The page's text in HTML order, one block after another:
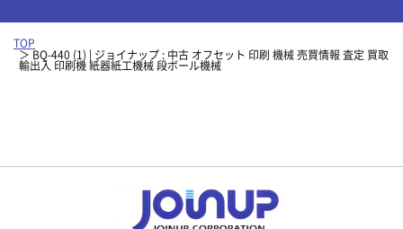
TOP
BQ-440 (1) | ジョイナップ : 中古 オフセット 印刷 機械 売買情報 査定 買取
輸出入 印刷機 紙器紙工機械 段ボール機械